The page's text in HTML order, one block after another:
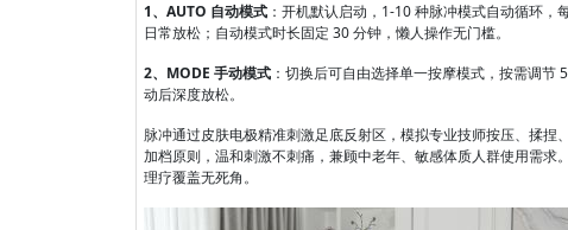
1、AUTO 自动模式 ：开机默认启动，1-10 种脉冲模式自动循环
日常放松；自动模式时长固定 30 分钟，懒人操作无门槛。
2、MODE 手动模式 ：切换后可自由选择单一按摩模式，按需调
动后深度放松。
脉冲通过皮肤电极精准刺激足底反射区，模拟专业技师按压、揉
加档原则，温和刺激不刺痛，兼顾中老年、敏感体质人群使用需求
理疗覆盖无死角。